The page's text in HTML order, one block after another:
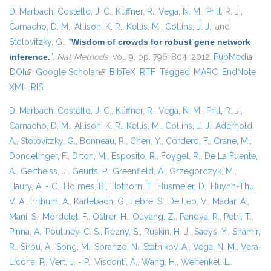
D. Marbach, Costello, J. C., Küffner, R., Vega, N. M., Prill, R. J.,
Camacho, D. M., Allison, K. R., Kellis, M., Collins, J. J., and
Stolovitzky, G., “Wisdom of crowds for robust gene network
inference.”, Nat Methods, vol. 9, pp. 796-804, 2012. PubMed(link is
DOI (link is external)
Google Scholar(link is external)
BibTeX RTF Tagged MARC EndNote
XML RIS
D. Marbach, Costello, J. C., Küffner, R., Vega, N. M., Prill, R. J.,
Camacho, D. M., Allison, K. R., Kellis, M., Collins, J. J., Aderhold,
A., Stolovitzky, G., Bonneau, R., Chen, Y., Cordero, F., Crane, M.,
Dondelinger, F., Drton, M., Esposito, R., Foygel, R., De La Fuente,
A., Gertheiss, J., Geurts, P., Greenfield, A., Grzegorczyk, M.,
Haury, A. - C., Holmes, B., Hothorn, T., Husmeier, D., Huynh-Thu,
V. A., Irrthum, A., Karlebach, G., Lebre, S., De Leo, V., Madar, A.,
Mani, S., Mordelet, F., Ostrer, H., Ouyang, Z., Pandya, R., Petri, T.,
Pinna, A., Poultney, C. S., Rezny, S., Ruskin, H. J., Saeys, Y., Shamir,
R., Sirbu, A., Song, M., Soranzo, N., Statnikov, A., Vega, N. M., Vera-
Licona, P., Vert, J. - P., Visconti, A., Wang, H., Wehenkel, L.,